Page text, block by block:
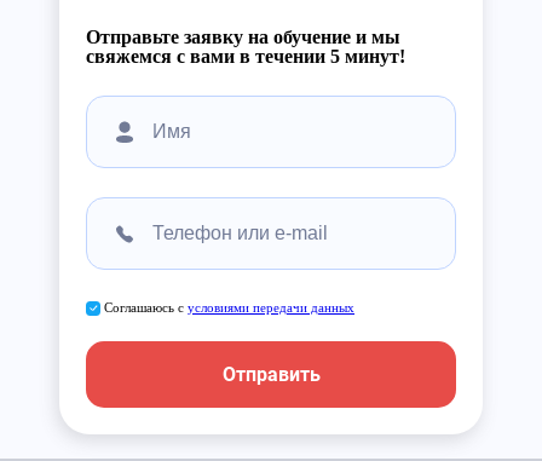
Отправьте заявку на обучение и мы
свяжемся с вами в течении 5 минут!
Соглашаюсь с условиями передачи данных
Отправить